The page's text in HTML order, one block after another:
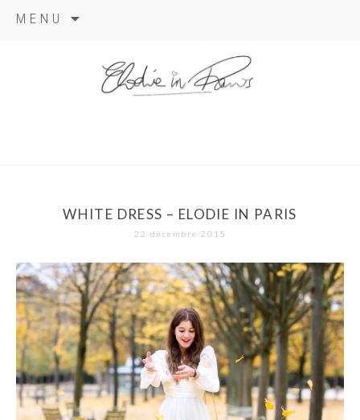
MENU
WHITE DRESS – ELODIE IN PARIS
22 décembre 2015